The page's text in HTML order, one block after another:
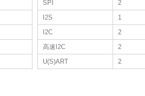
SPI
2
I2S
1
I2C
2
高速I2C
2
U(S)ART
2